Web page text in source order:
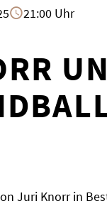
21:00 Uhr
Juri Knorr in